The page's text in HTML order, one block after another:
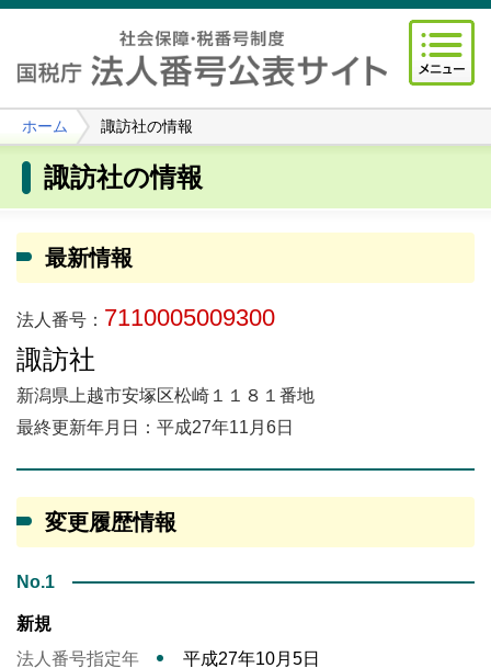
ホーム 諏訪社の情報
諏訪社の情報
最新情報
法人番号： 7110005009300
諏訪社
新潟県上越市安塚区松崎１１８１番地
最終更新年月日：平成27年11月6日
変更履歴情報
No.1
新規
法人番号指定年
平成27年10月5日